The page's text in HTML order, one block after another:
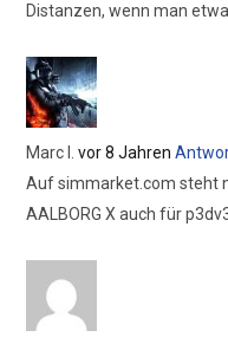
Distanzen, wenn man
Marc I. vor 8 Jahren
Auf simmarket.com steht
AALBORG X auch für